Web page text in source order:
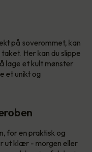
på soverommet, kan
Her kan du slippe
lage et kult mønster
et unikt og
for en praktisk og
ut klær - morgen eller